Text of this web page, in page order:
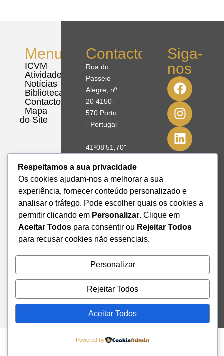
Menu
ICVM
Atividades
Notícias
Biblioteca
Contactos
Mapa
do Site
Contactos
Rua do
Passeio
Alegre, nº
20 4150-
570 Porto
- Portugal
41º08'51,70"
8º39'41,76"
W
+351 228
328 115
geral@institutodemobilidade.org
Subscreva
Newsletter
Send
Siga-
nos
Respeitamos a sua privacidade
Os cookies ajudam-nos a melhorar a sua
experiência, fornecer conteúdo personalizado e
analisar o tráfego. Pode escolher quais os cookies a
permitir clicando em Personalizar. Clique em
Aceitar Todos para consentir ou Rejeitar Todos
para recusar cookies não essenciais.
Personalizar
Rejeitar Todos
Aceitar Todos
Powered by